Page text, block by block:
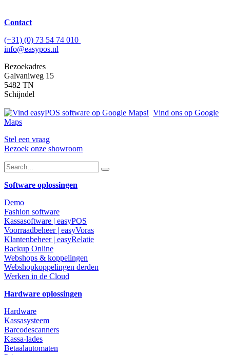
Contact
(+31) (0) 73 54 74 010
info@easypos.nl
Bezoekadres
Galvaniweg 15
5482 TN
Schijndel
Vind ons op Google
Maps
Stel een vraag
Bezoek onze showroom
Software oplossingen
Demo
Fashion software
Kassasoftware | easyPOS
Voorraadbeheer | easyVoras
Klantenbeheer | easyRelatie
Backup Online
Webshops & koppelingen
Webshopkoppelingen derden
Werken in de Cloud
Hardware oplossingen
Hardware
Kassasysteem
Barcodescanners
Kassa-lades
Betaalautomaten